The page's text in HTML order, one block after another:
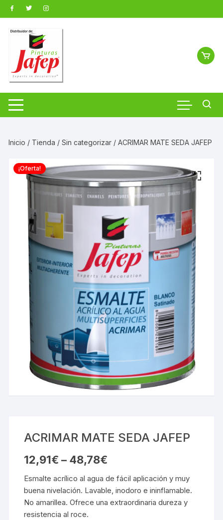
Saltar
al
contenido
Inicio / Tienda /Sin categorizar / ACRIMAR MATE SEDA JAFEP
¡Oferta!
ACRIMAR MATE SEDA JAFEP
12,91€ – 48,78€
Esmalte acrílico al agua de fácil aplicación y muy
buena nivelación. Lavable, inodoro e ininflamable.
No amarillea. Ofrece una extraordinaria dureza y
resistencia al roce.